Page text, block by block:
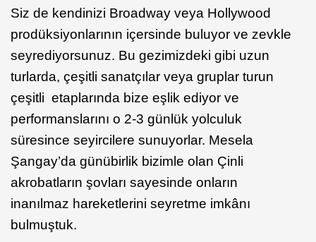
Siz de kendinizi Broadway veya Hollywood
prodüksiyonlarının içersinde buluyor ve zevkle
seyrediyorsunuz. Bu gezimizdeki gibi uzun
turlarda, çeşitli sanatçılar veya gruplar turun
çeşitli etaplarında bize eşlik ediyor ve
performanslarını o 2-3 günlük yolculuk
süresince seyircilere sunuyorlar. Mesela
Şangay’da günübirlik bizimle olan Çinli
akrobatların şovları sayesinde onların
inanılmaz hareketlerini seyretme imkânı
bulmuştuk.